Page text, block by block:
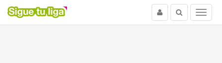
Menu
Buscar
Usuario